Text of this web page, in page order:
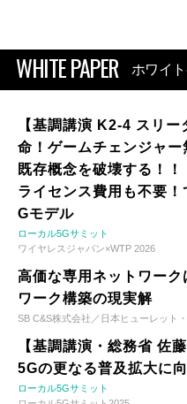
WHITE PAPER ホワイ
【基調講演 K2-4 スリ
命！ゲームチェンジャ
既存概念を破壊する！
ライセンス費用も不要
Gモデル
ローカル5Gサミット
ワイヤレスジャパン×WTP 2026
高価な専用ネットワー
ワーク構築の現実解
SB C&S株式会社／日本ヒューレット
【基調講演・総務省 佐
5Gの更なる普及拡大に
ローカル5Gサミット